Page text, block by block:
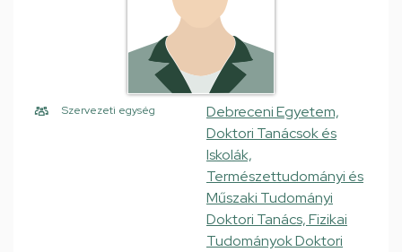
Szervezeti egység
Debreceni Egyetem,
Doktori Tanácsok és
Iskolák,
Természettudományi és
Műszaki Tudományi
Doktori Tanács, Fizikai
Tudományok Doktori